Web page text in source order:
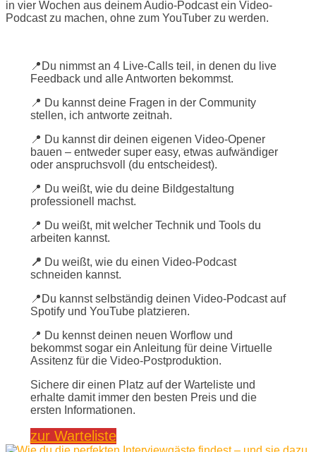
in vier Wochen aus deinem Audio-Podcast ein Video-
Podcast zu machen, ohne zum YouTuber zu werden.
📍Du nimmst an 4 Live-Calls teil, in denen du live
Feedback und alle Antworten bekommst.
📍 Du kannst deine Fragen in der Community
stellen, ich antworte zeitnah.
📍 Du kannst dir deinen eigenen Video-Opener
bauen – entweder super easy, etwas aufwändiger
oder anspruchsvoll (du entscheidest).
📍 Du weißt, wie du deine Bildgestaltung
professionell machst.
📍 Du weißt, mit welcher Technik und Tools du
arbeiten kannst.
📍 Du weißt, wie du einen Video-Podcast
schneiden kannst.
📍Du kannst selbständig deinen Video-Podcast auf
Spotify und YouTube platzieren.
📍 Du kennst deinen neuen Worflow und
bekommst sogar ein Anleitung für deine Virtuelle
Assitenz für die Video-Postproduktion.
Sichere dir einen Platz auf der Warteliste und
erhalte damit immer den besten Preis und die
ersten Informationen.
zur Warteliste